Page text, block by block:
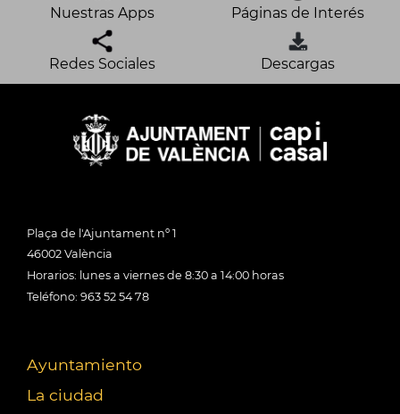
Nuestras Apps Páginas de Interés
Redes Sociales Descargas
Plaça de l'Ajuntament nº 1
46002 València
Horarios: lunes a viernes de 8:30 a 14:00 horas
Teléfono: 963 52 54 78
Ayuntamiento
La ciudad